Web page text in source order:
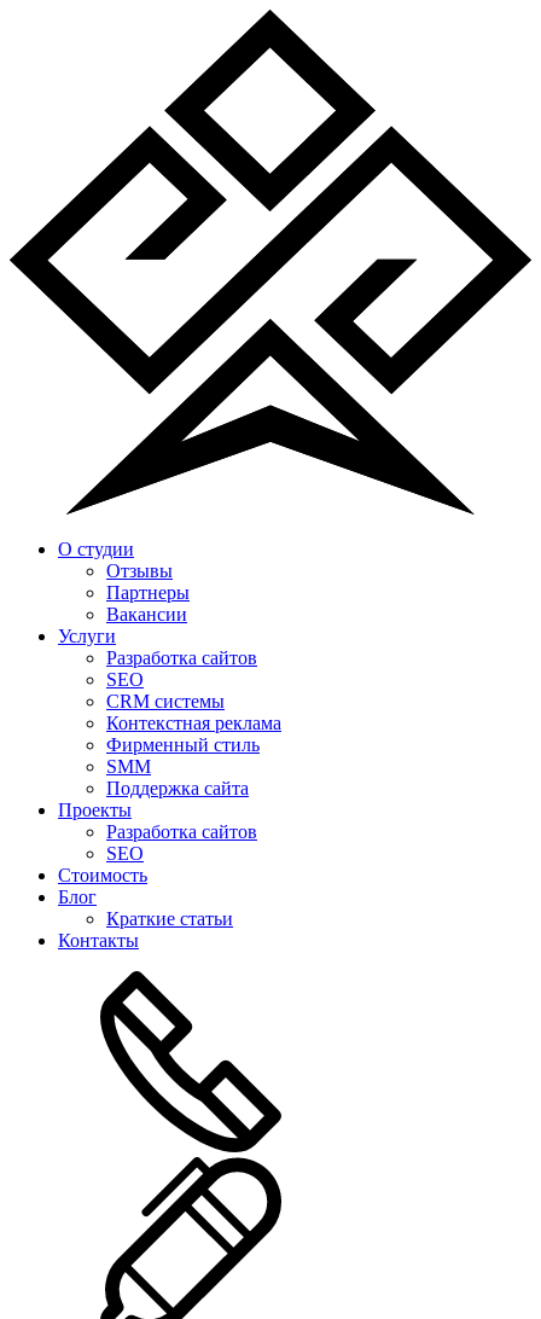
О студии
Отзывы
Партнеры
Вакансии
Услуги
Разработка сайтов
SEO
CRM системы
Контекстная реклама
Фирменный стиль
SMM
Поддержка сайта
Проекты
Разработка сайтов
SEO
Стоимость
Блог
Краткие статьи
Контакты